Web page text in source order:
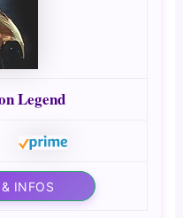
Legend
INFOS